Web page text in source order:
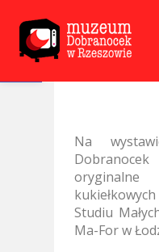
Open toolbar
Na
Studiu
Ma-For w